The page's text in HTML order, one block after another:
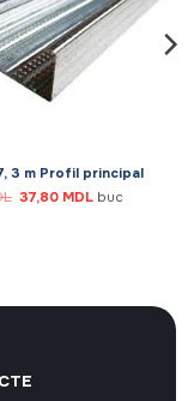
3 m Profil principal
Prețul
inițial
37,80 MDLPrețul
buc